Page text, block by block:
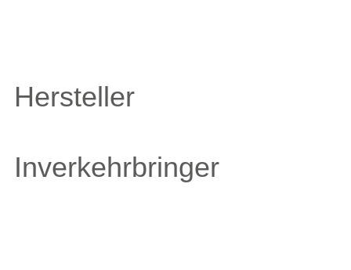
Hersteller
Inverkehrbringer